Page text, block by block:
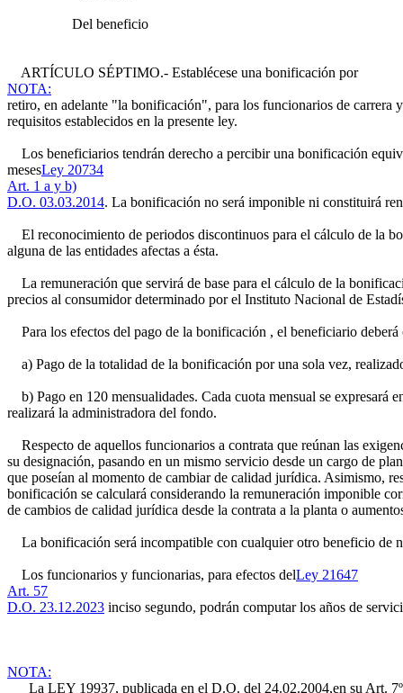
Del beneficio
ARTÍCULO SÉPTIMO.- Establécese una bonificación por
NOTA:
retiro, en adelante "la bonificación", para los funcionarios de carrera
requisitos establecidos en la presente ley.
Los beneficiarios tendrán derecho a percibir una bonificación
mesesLey 20734
Art. 1 a y b)
D.O. 03.03.2014. La bonificación no será imponible ni constituirá
El reconocimiento de periodos discontinuos para el cálculo de la
alguna de las entidades afectas a ésta.
La remuneración que servirá de base para el cálculo de la
precios al consumidor determinado por el Instituto Nacional de
Para los efectos del pago de la bonificación , el beneficiario deberá
a) Pago de la totalidad de la bonificación por una sola vez,
b) Pago en 120 mensualidades. Cada cuota mensual se expresará
realizará la administradora del fondo.
Respecto de aquellos funcionarios a contrata que reúnan las
su designación, pasando en un mismo servicio desde un cargo de
que poseían al momento de cambiar de calidad jurídica. Asimismo,
bonificación se calculará considerando la remuneración imponible
de cambios de calidad jurídica desde la contrata a la planta o
La bonificación será incompatible con cualquier otro beneficio de
Los funcionarios y funcionarias, para efectos delLey 21647
Art. 57
D.O. 23.12.2023 inciso segundo, podrán computar los años de
NOTA:
La LEY 19937, publicada en el D.O. del 24.02.2004,en su Art. 7º